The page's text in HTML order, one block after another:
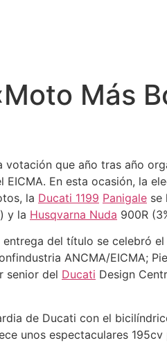
Más
que año tras año
En esta ocasión, la
la Ducati 1199 Panigale se
y la Husqvarna Nuda 900R
del título se celebró
ANCMA/EICMA;
senior del Ducati Design
de Ducati con el
unos espectaculares